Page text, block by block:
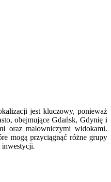
jest kluczowy, ponieważ
obejmujące Gdańsk, Gdynię i
oraz malowniczymi widokami.
mogą przyciągnąć różne grupy
inwestycji.